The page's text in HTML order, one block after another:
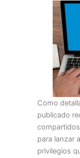
Como
publicado
para lanzar
privilegios